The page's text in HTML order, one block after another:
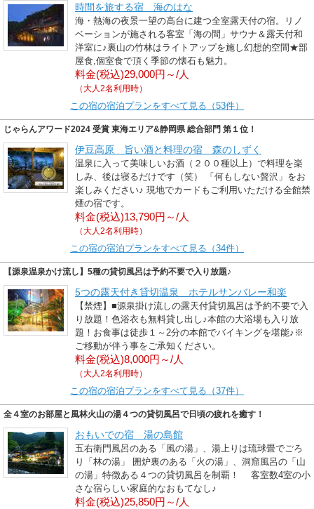
時間を旅する宿 海のはな
海・熱海の夜景一望の高台に建つ全室露天付の宿。リノ
ベーションが施される客室「海の間」サウナ＆露天付和
洋室に♪裏山の竹林はライトアップを施し幻想的空間★部
屋食,個室食で頂く季節の懐石も魅力。
料金(税込)29,000円～/人
（大人2名利用時）
この宿の宿泊プランをすべて見る（53件）
じゃらんアワード2024 受賞 東海エリア&静岡県 総合部門 第１位！
伊豆高原 旨い酒と料理の宿 森のしずく
温泉に入って美味しいお酒（２００種以上）で料理を楽
しみ、後は寝るだけです（笑） 「何もしない贅沢」をお
楽しみください♪ 現地でカードもご利用いただける全館禁
煙の宿です。
料金(税込)13,790円～/人
（大人2名利用時）
この宿の宿泊プランをすべて見る（34件）
【源泉温泉かけ流し】5種の貸切風呂は予約不要で入り放題♪
5つの露天付き貸切温泉 ホテルサンバレー和楽
【禁煙】■源泉掛け流しの露天付貸切風呂は予約不要で入
り放題！色浴衣も無料貸し出し♪本館の大浴場も入り放
題！お食事は徒歩１～2分の本館でバイキングを堪能♪※
ご移動が伴う事をご承知ください。
料金(税込)8,000円～/人
（大人2名利用時）
この宿の宿泊プランをすべて見る（37件）
全４室のお部屋と風林火山の湯４つの貸切風呂で日頃の疲れを癒す！
おもいでの宿 湯の島館
五右衛門風呂のある「風の湯」、湯上りは琉球畳でごろ
り「林の湯」 囲炉裏のある「火の湯」、洞窟風呂の「山
の湯」特徴ある４つの貸切風呂を制覇！ 客室数4室の小
さな宿らしい家庭的なおもてなし♪
料金(税込)25,850円～/人